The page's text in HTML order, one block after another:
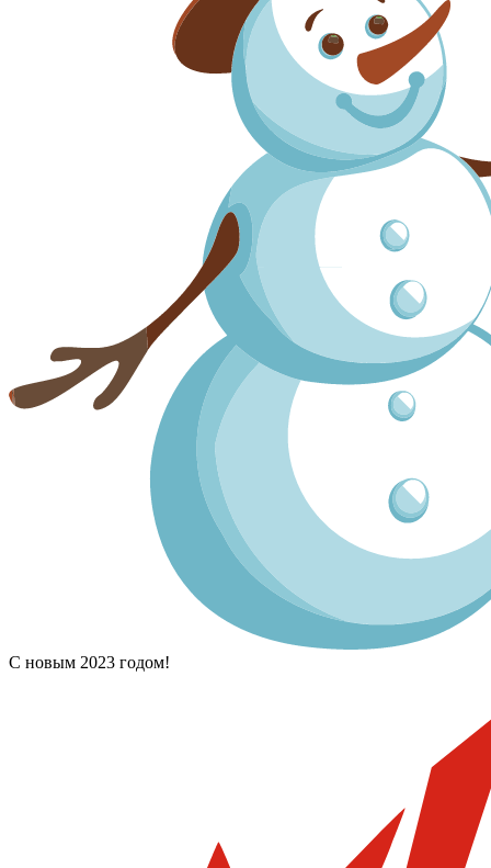
С новым 2023 годом!